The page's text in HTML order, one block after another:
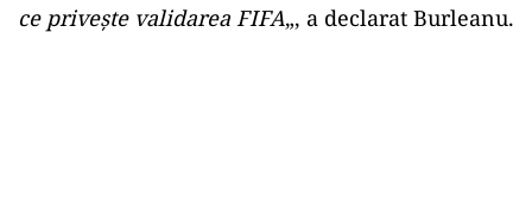
ce priveşte validarea FIFA„, a declarat Burleanu.